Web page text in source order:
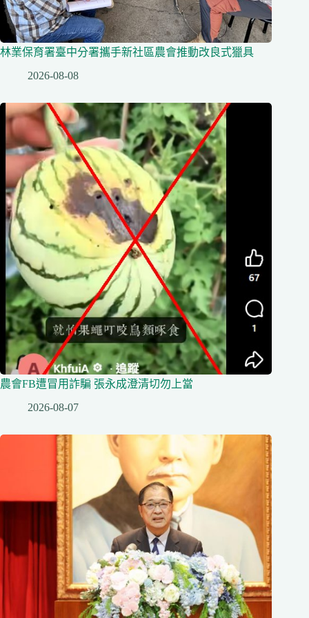
林業保育署臺中分署攜手新社區農會推動改良式獵具
2026-08-08
農會FB遭冒用詐騙 張永成澄清切勿上當
2026-08-07